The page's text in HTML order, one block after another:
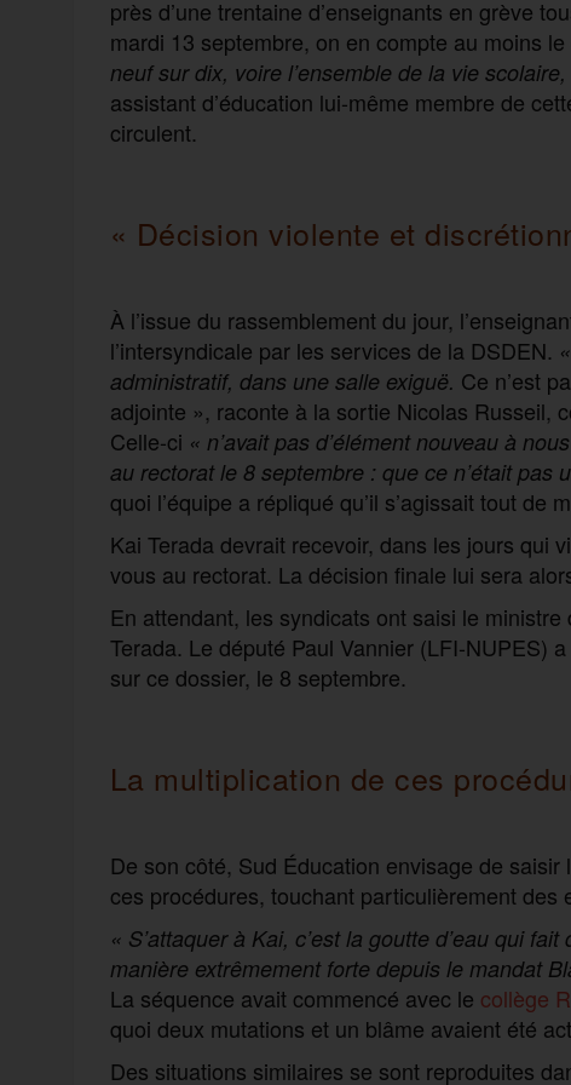
près d’une trentaine d’enseignants en grève
mardi 13 septembre, on en compte au moins
neuf sur dix, voire l’ensemble de la vie
assistant d’éducation lui-même membre de
circulent.
« Décision violente et
À l’issue du rassemblement du jour,
l’intersyndicale par les services de la DSDEN.
administratif, dans une salle exiguë. Ce n’est
adjointe », raconte à la sortie Nicolas Russeil,
Celle-ci « n’avait pas d’élément nouveau à
au rectorat le 8 septembre : que ce n’était
quoi l’équipe a répliqué qu’il s’agissait tout de
Kai Terada devrait recevoir, dans les jours qui
vous au rectorat. La décision finale lui sera
En attendant, les syndicats ont saisi le
Terada. Le député Paul Vannier (LFI-NUPES)
sur ce dossier, le 8 septembre.
La multiplication de ces
De son côté, Sud Éducation envisage de
ces procédures, touchant particulièrement
« S’attaquer à Kai, c’est la goutte d’eau qui
manière extrêmement forte depuis le mandat
La séquence avait commencé avec le collège
quoi deux mutations et un blâme avaient été
Des situations similaires se sont reproduites